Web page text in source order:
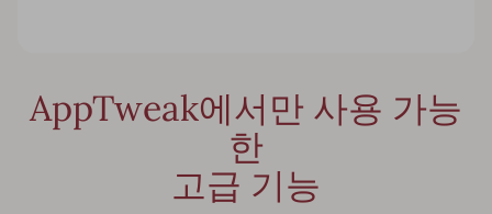
AppTweak에서만 사용 가능
한
고급 기능